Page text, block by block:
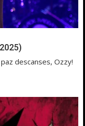
descanses, Ozzy!